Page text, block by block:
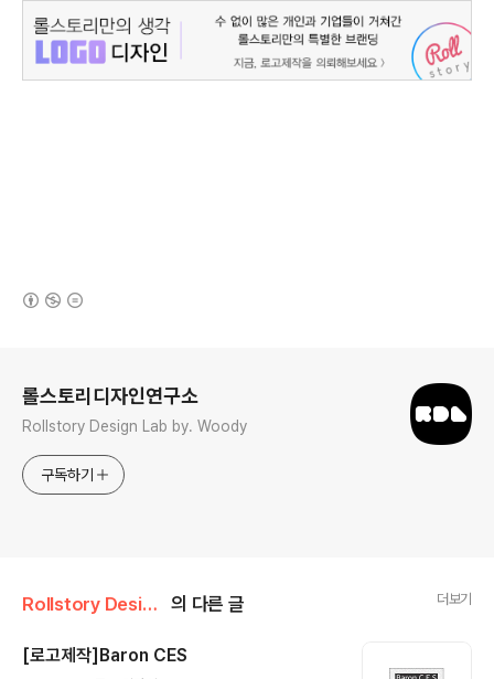
롤스토리디자인연구소
Rollstory Design Lab by. Woody
구독하기
Rollstory Design/8月 - August 의 다른 글 더보기
[로고제작]Baron CES